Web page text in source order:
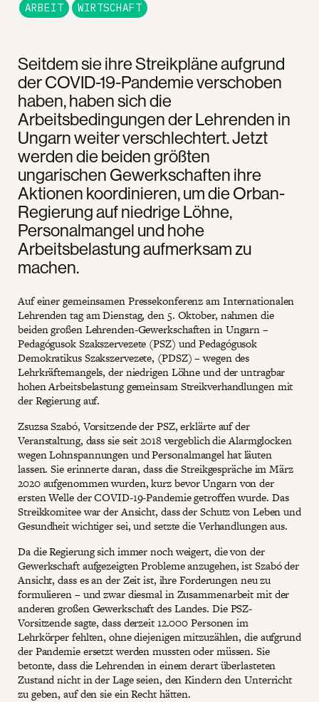
Seitdem sie ihre Streikpläne aufgrund
der COVID-19-Pandemie verschoben
haben, haben sich die
Arbeitsbedingungen der Lehrenden in
Ungarn weiter verschlechtert. Jetzt
werden die beiden größten
ungarischen Gewerkschaften ihre
Aktionen koordinieren, um die Orban-
Regierung auf niedrige Löhne,
Personalmangel und hohe
Arbeitsbelastung aufmerksam zu
machen.
Auf einer gemeinsamen Pressekonferenz am Internationalen
Lehrenden tag am Dienstag, den 5. Oktober, nahmen die
beiden großen Lehrenden-Gewerkschaften in Ungarn –
Pedagógusok Szakszervezete (PSZ) und Pedagógusok
Demokratikus Szakszervezete, (PDSZ) – wegen des
Lehrkräftemangels, der niedrigen Löhne und der untragbar
hohen Arbeitsbelastung gemeinsam Streikverhandlungen mit
der Regierung auf.
Zsuzsa Szabó, Vorsitzende der PSZ, erklärte auf der
Veranstaltung, dass sie seit 2018 vergeblich die Alarmglocken
wegen Lohnspannungen und Personalmangel hat läuten
lassen. Sie erinnerte daran, dass die Streikgespräche im März
2020 aufgenommen wurden, kurz bevor Ungarn von der
ersten Welle der COVID-19-Pandemie getroffen wurde. Das
Streikkomitee war der Ansicht, dass der Schutz von Leben und
Gesundheit wichtiger sei, und setzte die Verhandlungen aus.
Da die Regierung sich immer noch weigert, die von der
Gewerkschaft aufgezeigten Probleme anzugehen, ist Szabó der
Ansicht, dass es an der Zeit ist, ihre Forderungen neu zu
formulieren – und zwar diesmal in Zusammenarbeit mit der
anderen großen Gewerkschaft des Landes. Die PSZ-
Vorsitzende sagte, dass derzeit 12.000 Personen im
Lehrkörper fehlten, ohne diejenigen mitzuzählen, die aufgrund
der Pandemie ersetzt werden mussten oder müssen. Sie
betonte, dass die Lehrenden in einem derart überlasteten
Zustand nicht in der Lage seien, den Kindern den Unterricht
zu geben, auf den sie ein Recht hätten.
ARBEIT WIRTSCHAFT